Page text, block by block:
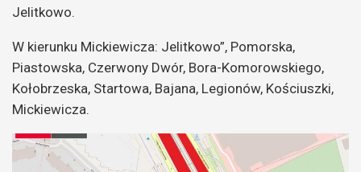
Jelitkowo.
W kierunku Mickiewicza: Jelitkowo”, Pomorska,
Piastowska, Czerwony Dwór, Bora-Komorowskiego,
Kołobrzeska, Startowa, Bajana, Legionów, Kościuszki,
Mickiewicza.